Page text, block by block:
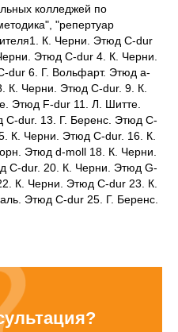
колледжей по
"репертуар
К. Черни. Этюд C-dur
Этюд C-dur 4. К. Черни.
dur 6. Г. Вольфарт. Этюд a-
К. Черни. Этюд C-dur. 9. К.
Этюд F-dur 11. Л. Шитте.
dur. 13. Г. Беренс. Этюд C-
К. Черни. Этюд C-dur. 16. К.
Этюд d-moll 18. К. Черни.
C-dur. 20. К. Черни. Этюд G-
К. Черни. Этюд C-dur 23. К.
Этюд C-dur 25. Г. Беренс.